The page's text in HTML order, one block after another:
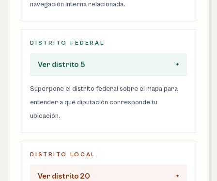
navegación interna relacionada.
DISTRITO FEDERAL
Ver distrito 5 +
Superpone el distrito federal sobre el mapa para
entender a qué diputación corresponde tu
ubicación.
DISTRITO LOCAL
Ver distrito 20 +